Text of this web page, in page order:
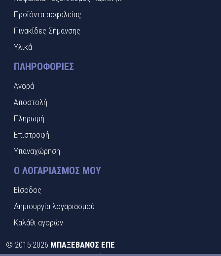
Προϊόντα ασφαλείας
Πινακίδες Σήμανσης
Υλικά
ΠΛΗΡΟΦΟΡΊΕΣ
Αγορά
Αποστολή
Πληρωμή
Επιστροφή
Υπαναχώρηση
Ο ΛΟΓΑΡΙΑΣΜΌΣ ΜΟΥ
Είσοδος
Δημιουργία λογαριασμού
Καλάθι αγορών
© 2015-2026 ΜΠΑΞΕΒΑΝΟΣ ΕΠΕ